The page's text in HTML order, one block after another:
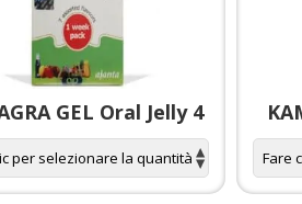
GEL Oral Jelly 4